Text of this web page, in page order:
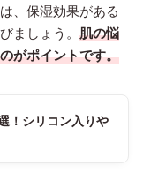
、保湿効果がある
ましょう。 肌の悩
がポイントです。
！シリコン入りや